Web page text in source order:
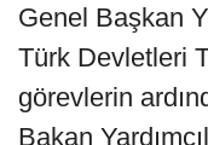
Genel Başkan
Türk Devletleri
görevlerin
Bakan